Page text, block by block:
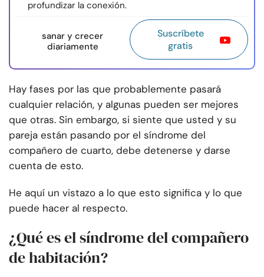
profundizar la conexión.
sanar y crecer
diariamente
Suscríbete
gratis
Hay fases por las que probablemente pasará
cualquier relación, y algunas pueden ser mejores
que otras. Sin embargo, si siente que usted y su
pareja están pasando por el síndrome del
compañero de cuarto, debe detenerse y darse
cuenta de esto.
He aquí un vistazo a lo que esto significa y lo que
puede hacer al respecto.
¿Qué es el síndrome del compañero
de habitación?